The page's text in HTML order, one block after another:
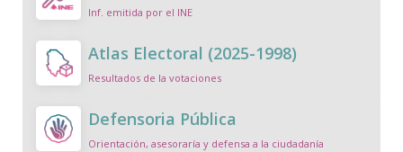
Inf. emitida por el INE
Atlas Electoral (2025-1998)
Resultados de la votaciones
Defensoria Pública
Orientación, asesoraría y defensa a la ciudadanía